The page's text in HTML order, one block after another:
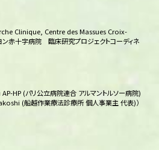
Clinique, Centre des Massues Croix-
赤十字病院 臨床研究プロジェクトコーディネ
HP (パリ公立病院連合 アルマントルソー病院)
(船越作業療法診療所 個人事業主 代表)）